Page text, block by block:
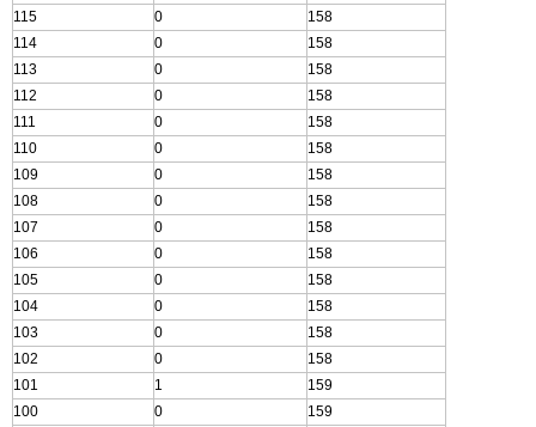
115
0
158
114
0
158
113
0
158
112
0
158
111
0
158
110
0
158
109
0
158
108
0
158
107
0
158
106
0
158
105
0
158
104
0
158
103
0
158
102
0
158
101
1
159
100
0
159